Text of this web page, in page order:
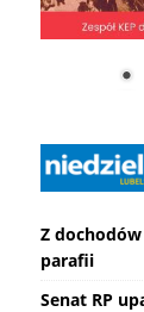
Z dochodów
parafii
Senat RP